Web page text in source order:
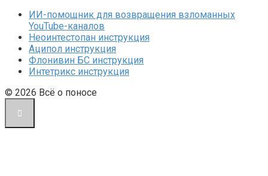
ИИ-помощник для возвращения взломанных
YouTube-каналов
Неоинтестопан инструкция
Аципол инструкция
Флонивин БС инструкция
Интетрикс инструкция
© 2026 Всё о поносе